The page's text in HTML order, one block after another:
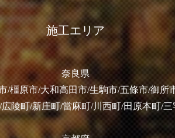
施工エリア
奈良県
/橿原市/大和高田市/生駒市/五條市/御所
陵町/新庄町/當麻町/川西町/田原本町/